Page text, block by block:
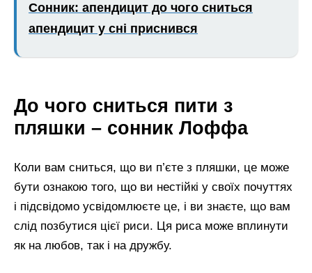
Сонник: апендицит до чого сниться
апендицит у сні приснився
До чого сниться пити з
пляшки – сонник Лоффа
Коли вам сниться, що ви п’єте з пляшки, це може
бути ознакою того, що ви нестійкі у своїх почуттях
і підсвідомо усвідомлюєте це, і ви знаєте, що вам
слід позбутися цієї риси. Ця риса може вплинути
як на любов, так і на дружбу.